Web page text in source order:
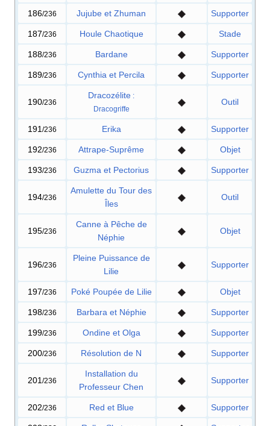
186/236 Jujube et Zhuman Supporter
187/236 Houle Chaotique Stade
188/236 Bardane Supporter
189/236 Cynthia et Percila Supporter
190/236
Dracozélite :
Dracogriffe
Outil
191 /236 Erika Supporter
192/236 Attrape-Suprême Objet
193/236 Guzma et Pectorius Supporter
194/236
Amulette du Tour des
Îles
Outil
195/236
Canne à Pêche de
Néphie
Objet
196/236
Pleine Puissance de
Lilie
Supporter
197/236 Poké Poupée de Lilie Objet
198/236 Barbara et Néphie Supporter
199/236 Ondine et Olga Supporter
200/236 Résolution de N Supporter
201 /236
Installation du
Professeur Chen
Supporter
202/236 Red et Blue Supporter